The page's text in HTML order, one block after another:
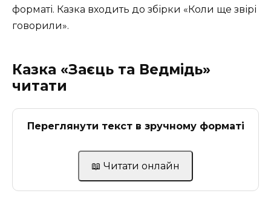
форматі. Казка входить до збірки «Коли ще звірі
говорили».
Казка «Заєць та Ведмідь»
читати
Переглянути текст в зручному форматі
📖 Читати онлайн